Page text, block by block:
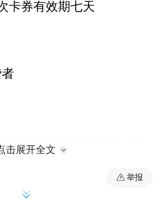
卡券有效期七天
击展开全文
举报